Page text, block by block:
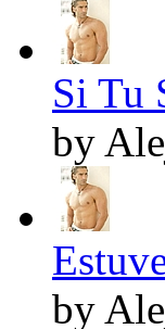
Si Tu
by
by